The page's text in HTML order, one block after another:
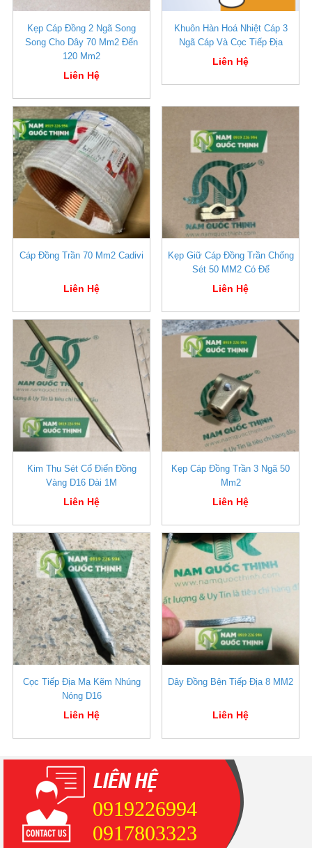
Kẹp Cáp Đồng 2 Ngã Song
Song Cho Dây 70 Mm2 Đến
120 Mm2
Liên Hệ
Khuôn Hàn Hoá Nhiệt Cáp 3
Ngã Cáp Và Cọc Tiếp Địa
Liên Hệ
Cáp Đồng Trần 70 Mm2 Cadivi
Liên Hệ
Kẹp Giữ Cáp Đồng Trần Chống
Sét 50 MM2 Có Đế
Liên Hệ
Kim Thu Sét Cổ Điển Đồng
Vàng D16 Dài 1M
Liên Hệ
Kẹp Cáp Đồng Trần 3 Ngã 50
Mm2
Liên Hệ
Cọc Tiếp Địa Mạ Kẽm Nhúng
Nóng D16
Liên Hệ
Dây Đồng Bện Tiếp Địa 8 MM2
Liên Hệ
0919226994
0917803323